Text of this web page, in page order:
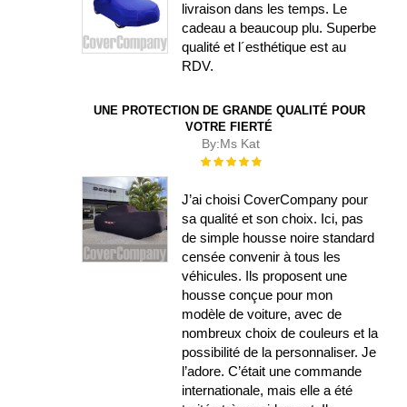
livraison dans les temps. Le
cadeau a beaucoup plu. Superbe
qualité et l´esthétique est au
RDV.
UNE PROTECTION DE GRANDE QUALITÉ POUR
VOTRE FIERTÉ
By:Ms Kat
Évaluation :
J’ai choisi CoverCompany pour
sa qualité et son choix. Ici, pas
de simple housse noire standard
censée convenir à tous les
véhicules. Ils proposent une
housse conçue pour mon
modèle de voiture, avec de
nombreux choix de couleurs et la
possibilité de la personnaliser. Je
l’adore. C’était une commande
internationale, mais elle a été